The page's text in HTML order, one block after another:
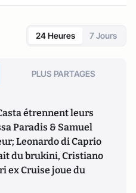
24 Heures 7 Jours
PLUS PARTAGES
étrennent leurs
Paradis & Samuel
Leonardo di Caprio
du brukini, Cristiano
ex Cruise joue du